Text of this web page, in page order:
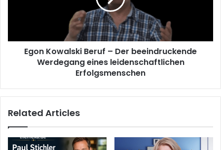
leidenschaftlichen
Erfolgsmenschen
Egon Kowalski Beruf – Der beeindruckende
Werdegang eines leidenschaftlichen
Erfolgsmenschen
Related Articles